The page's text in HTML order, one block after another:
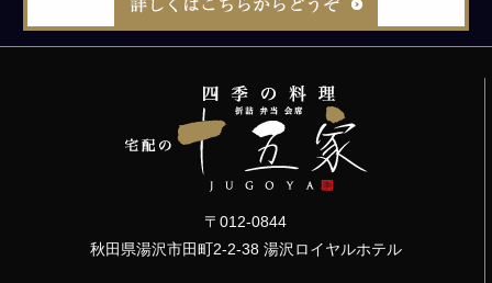
〒012-0844
秋田県湯沢市田町2-2-38 湯沢ロイヤルホテル